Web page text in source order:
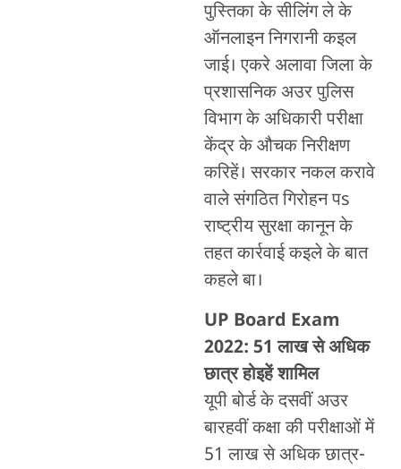
पुस्तिका के सीलिंग ले के
ऑनलाइन निगरानी कइल
जाई। एकरे अलावा जिला के
प्रशासनिक अउर पुलिस
विभाग के अधिकारी परीक्षा
केंद्र के औचक निरीक्षण
करिहें। सरकार नकल करावे
वाले संगठित गिरोहन पs
राष्ट्रीय सुरक्षा कानून के
तहत कार्रवाई कइले के बात
कहले बा।
UP Board Exam
2022: 51लाख से अधिक
छात्र होइहें शामिल
यूपी बोर्ड के दसवीं अउर
बारहवीं कक्षा की परीक्षाओं में
51 लाख से अधिक छात्र-